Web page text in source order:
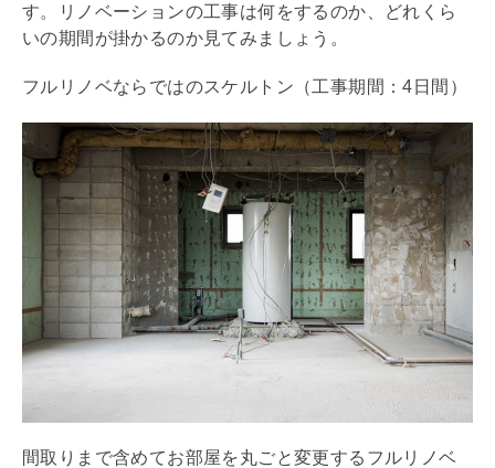
す。
リノベーションの工事は何をするのか、どれくら
いの期間が掛かるのか見てみましょう。
フルリノベならではのスケルトン（工事期間：4日間）
間取りまで含めてお部屋を丸ごと変更するフルリノベ